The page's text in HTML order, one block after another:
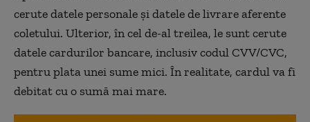
cerute datele personale şi datele de livrare aferente
coletului. Ulterior, în cel de-al treilea, le sunt cerute
datele cardurilor bancare, inclusiv codul CVV/CVC,
pentru plata unei sume mici. În realitate, cardul va fi
debitat cu o sumă mai mare.